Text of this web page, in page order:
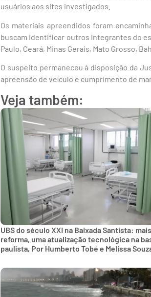
usuários aos sites investigados.
Os materiais apreendidos foram
buscam identificar outros integrantes do
Paulo, Ceará, Minas Gerais, Mato Grosso,
O suspeito permaneceu à disposição da
apreensão de veículo e cumprimento de
Veja também:
UBS do século XXI na Baixada Santista:
reforma, uma atualização tecnológica na
paulista, Por Humberto Tobé e Melissa